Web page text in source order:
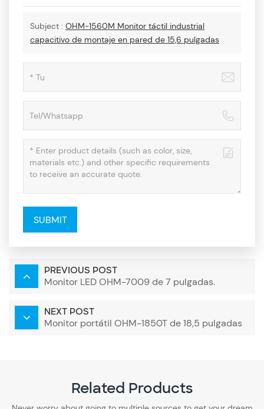
Subject : OHM-1560M Monitor táctil industrial
capacitivo de montaje en pared de 15,6 pulgadas
SUBMIT
PREVIOUS POST
Monitor LED OHM-7009 de 7 pulgadas.
NEXT POST
Monitor portátil OHM-1850T de 18,5 pulgadas
Related Products